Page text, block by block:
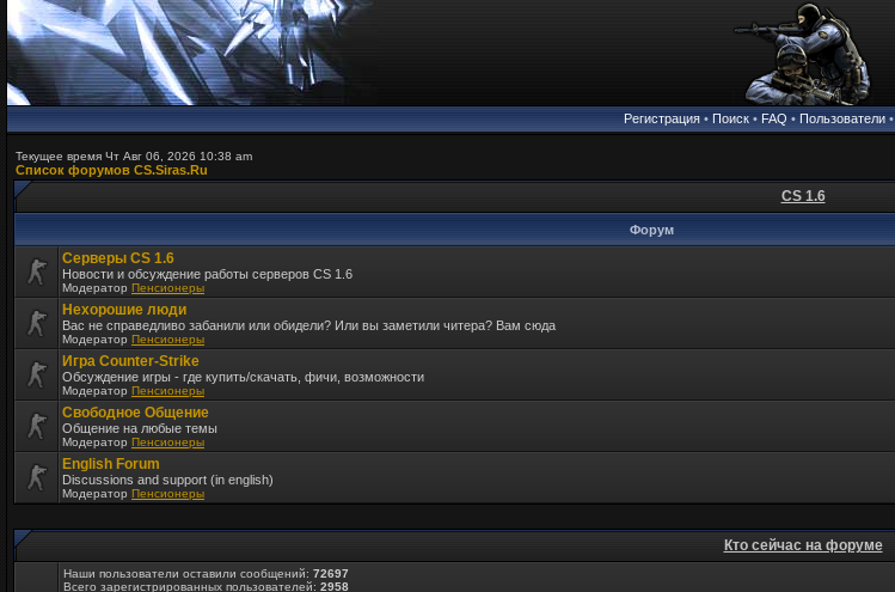
Регистрация• Поиск• FAQ • Пользователи•
Текущее время Чт Авг 06, 2026 10:38 am
Список форумов CS.Siras.Ru
CS 1.6
Форум
Серверы CS 1.6
Новости и обсуждение работы серверов CS 1.6
Модератор Пенсионеры
Нехорошие люди
Вас не справедливо забанили или обидели? Или вы заметили читера? Вам сюда
Модератор Пенсионеры
Игра Counter-Strike
Обсуждение игры - где купить/скачать, фичи, возможности
Модератор Пенсионеры
Свободное Общение
Общение на любые темы
Модератор Пенсионеры
English Forum
Discussions and support (in english)
Модератор Пенсионеры
Кто сейчас на форуме
Наши пользователи оставили сообщений: 72697
Всего зарегистрированных пользователей: 2958